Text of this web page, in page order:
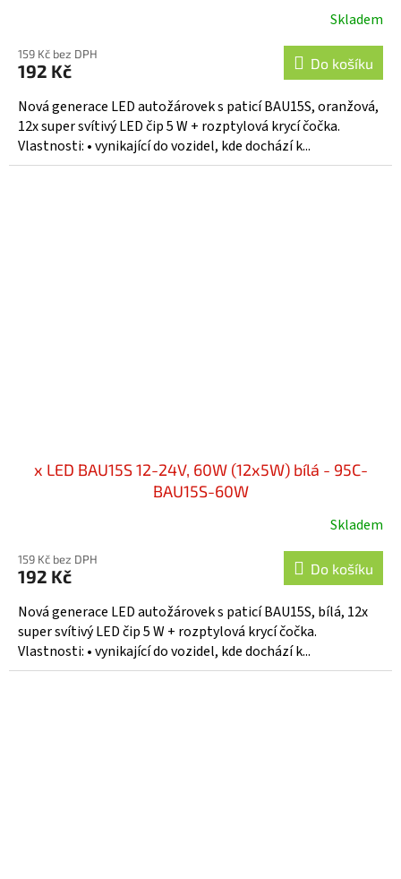
Skladem
159 Kč bez DPH
192 Kč Do košíku
Nová generace LED autožárovek s paticí BAU15S, oranžová,
12x super svítivý LED čip 5 W + rozptylová krycí čočka.
Vlastnosti: • vynikající do vozidel, kde dochází k...
x LED BAU15S 12-24V, 60W (12x5W) bílá - 95C-
BAU15S-60W
Skladem
159 Kč bez DPH
192 Kč Do košíku
Nová generace LED autožárovek s paticí BAU15S, bílá, 12x
super svítivý LED čip 5 W + rozptylová krycí čočka.
Vlastnosti: • vynikající do vozidel, kde dochází k...